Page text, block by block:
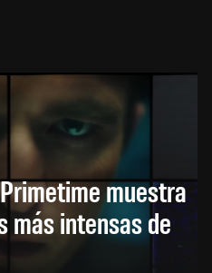
muestra
más intensas de